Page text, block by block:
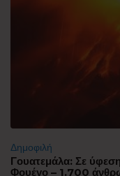
Δημοφιλή
Γουατεμάλα: Σε
Φουέγο – 1.700